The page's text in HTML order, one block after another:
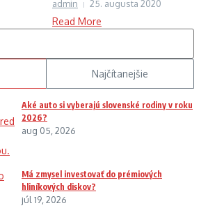
admin 25. augusta 2020
Read More
Najčítanejšie
Aké auto si vyberajú slovenské rodiny v roku
2026?
aug 05, 2026
Má zmysel investovať do prémiových
hliníkových diskov?
júl 19, 2026